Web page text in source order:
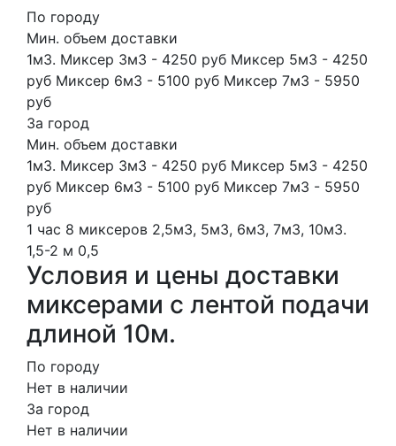
По городу
Мин. объем доставки
1м3. Миксер 3м3 - 4250 руб Миксер 5м3 - 4250
руб Миксер 6м3 - 5100 руб Миксер 7м3 - 5950
руб
За город
Мин. объем доставки
1м3. Миксер 3м3 - 4250 руб Миксер 5м3 - 4250
руб Миксер 6м3 - 5100 руб Миксер 7м3 - 5950
руб
1 час 8 миксеров 2,5м3, 5м3, 6м3, 7м3, 10м3.
1,5-2 м 0,5
Условия и цены доставки
миксерами с лентой подачи
длиной 10м.
По городу
Нет в наличии
За город
Нет в наличии